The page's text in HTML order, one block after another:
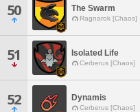
50 The Swarm
Ragnarok [Chaos]
51 Isolated Life
Cerberus [Chaos]
52 Dynamis
Cerberus [Chaos]